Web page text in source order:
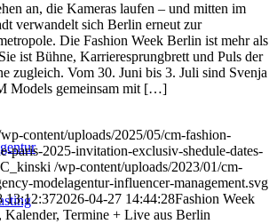
an, die Kameras laufen – und mitten im
verwandelt sich Berlin erneut zur
Die Fashion Week Berlin ist mehr als
ist Bühne, Karrieresprungbrett und Puls der
zugleich. Vom 30. Juni bis 3. Juli sind Svenja
Models gemeinsam mit […]
content/uploads/2025/05/cm-fashion-
paris-2025-invitation-exclusiv-shedule-dates-
C_kinski /wp-content/uploads/2023/01/cm-
modelagentur-influencer-management.svg
13:12:372026-04-27 14:44:28Fashion Week
Termine + Live aus Berlin